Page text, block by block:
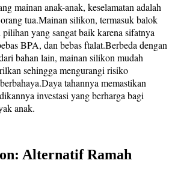
mainan anak-anak, keselamatan adalah
tua.Mainan silikon, termasuk balok
yang sangat baik karena sifatnya
BPA, dan bebas ftalat.Berbeda dengan
bahan lain, mainan silikon mudah
sehingga mengurangi risiko
tahannya memastikan
investasi yang berharga bagi
anak.
Alternatif Ramah